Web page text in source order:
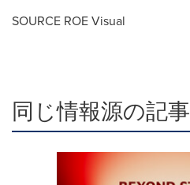
SOURCE ROE Visual
同じ情報源の記事